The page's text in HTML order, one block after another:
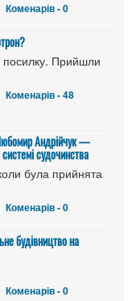
Коменарів - 0
Прийшли
Коменарів - 48
Андрійчук —
судочинства
була прийнята
Коменарів - 0
будівництво на
Коменарів - 0